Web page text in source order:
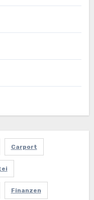
Carport
Finanzen